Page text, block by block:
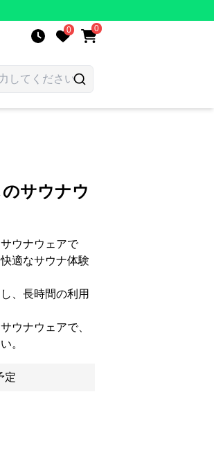
0 0
サウナウ
ウナウェアで
適なサウナ体験
、長時間の利用
ウナウェアで、
。
定